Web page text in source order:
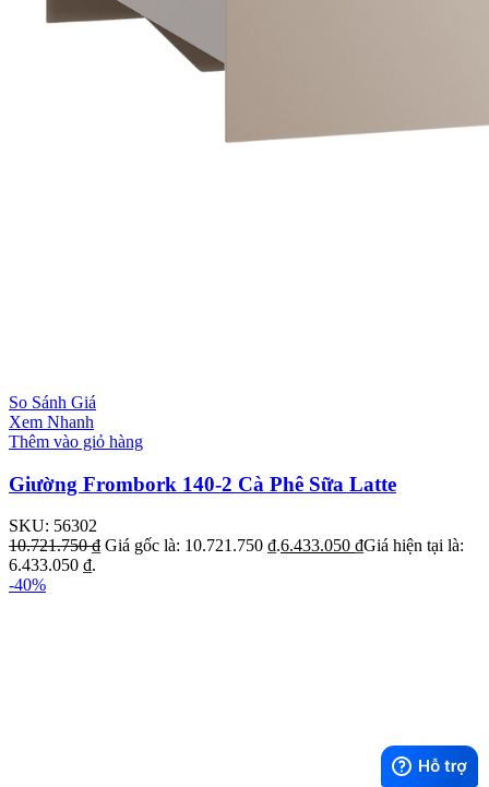
So Sánh Giá
Xem Nhanh
Thêm vào giỏ hàng
Giường Frombork 140-2 Cà Phê Sữa Latte
SKU: 56302
10.721.750₫ Giá gốc là: 10.721.750 ₫.6.433.050 ₫Giá hiện tại là:
6.433.050 ₫.
-40%